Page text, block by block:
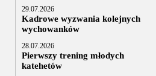
29.07.2026
Kadrowe wyzwania kolejnych
wychowanków
28.07.2026
Pierwszy trening młodych
katehetów